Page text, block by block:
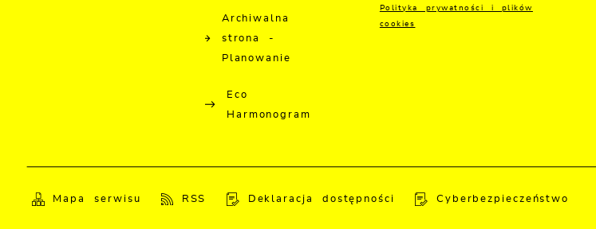
Archiwalna
strona -
Planowanie
Eco
Harmonogram
Polityka prywatności i plików
cookies
Mapa serwisu RSS Deklaracja dostępności Cyberbezpieczeństwo